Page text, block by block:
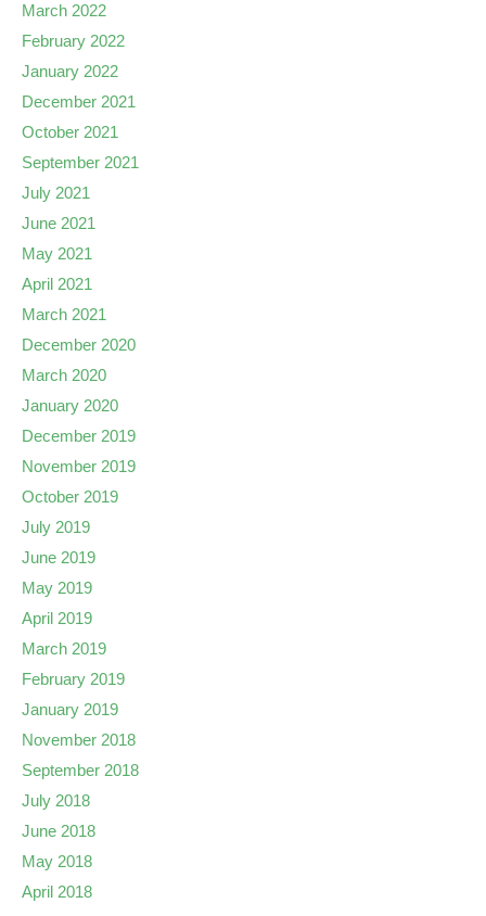
March 2022
February 2022
January 2022
December 2021
October 2021
September 2021
July 2021
June 2021
May 2021
April 2021
March 2021
December 2020
March 2020
January 2020
December 2019
November 2019
October 2019
July 2019
June 2019
May 2019
April 2019
March 2019
February 2019
January 2019
November 2018
September 2018
July 2018
June 2018
May 2018
April 2018